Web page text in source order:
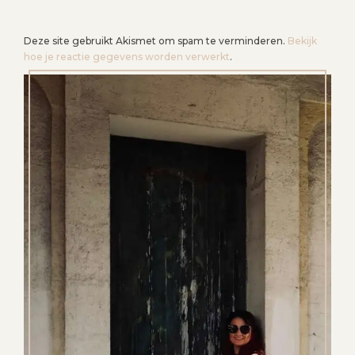
Deze site gebruikt Akismet om spam te verminderen. Bekijk
hoe je reactie gegevens worden verwerkt.